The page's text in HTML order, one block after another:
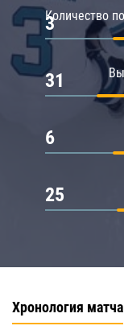
Количество
3
31
6
25
Хронология матча